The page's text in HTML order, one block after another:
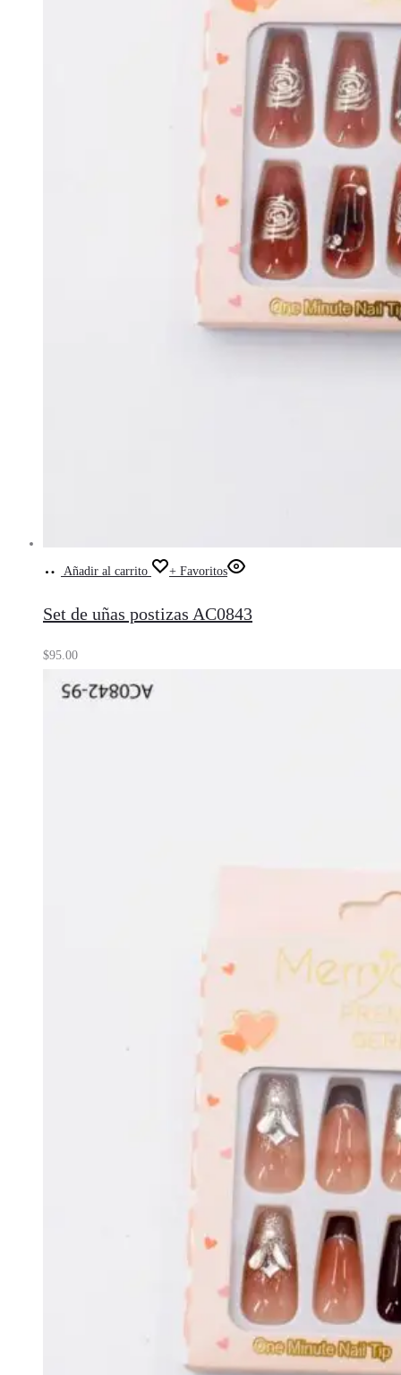
Añadir al carrito + Favoritos
Set de uñas postizas AC0843
$95.00